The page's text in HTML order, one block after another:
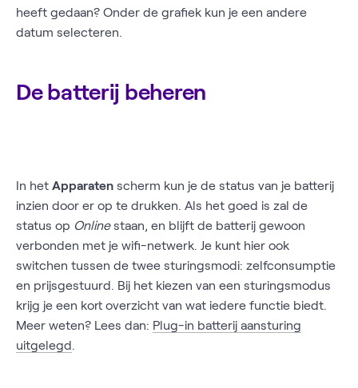
heeft gedaan? Onder de grafiek kun je een andere
datum selecteren.
De batterij beheren
In het Apparaten scherm kun je de status van je batterij
inzien door er op te drukken. Als het goed is zal de
status op Onlinestaan, en blijft de batterij gewoon
verbonden met je wifi-netwerk. Je kunt hier ook
switchen tussen de twee sturingsmodi: zelfconsumptie
en prijsgestuurd. Bij het kiezen van een sturingsmodus
krijg je een kort overzicht van wat iedere functie biedt.
Meer weten? Lees dan: Plug-in batterij aansturing
uitgelegd.